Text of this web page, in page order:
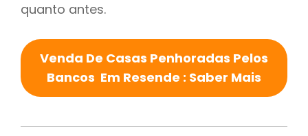
quanto antes.
Venda De Casas Penhoradas Pelos
Bancos Em Resende : Saber Mais